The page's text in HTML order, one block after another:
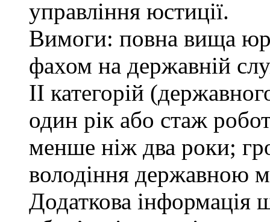
управління юстиції.
Вимоги: повна вища
фахом на державній
ІІ категорій
один рік або стаж
менше ніж два роки;
володіння державною
Додаткова інформація